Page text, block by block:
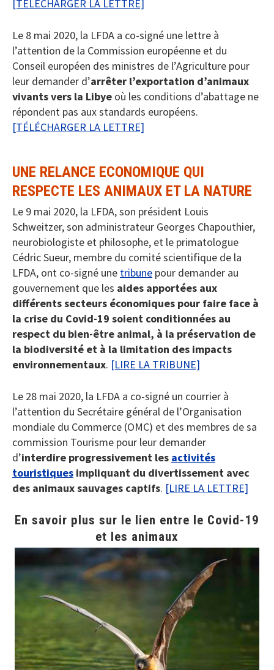
[TÉLÉCHARGER LA LETTRE]
Le 8 mai 2020, la LFDA a co-signé une lettre à
l’attention de la Commission européenne et du
Conseil européen des ministres de l’Agriculture pour
leur demander d’arrêter l’exportation d’animaux
vivants vers la Libye où les conditions d’abattage ne
répondent pas aux standards européens.
[TÉLÉCHARGER LA LETTRE]
UNE RELANCE ECONOMIQUE QUI
RESPECTE LES ANIMAUX ET LA NATURE
Le 9 mai 2020, la LFDA, son président Louis
Schweitzer, son administrateur Georges Chapouthier,
neurobiologiste et philosophe, et le primatologue
Cédric Sueur, membre du comité scientifique de la
LFDA, ont co-signé une tribune pour demander au
gouvernement que les aides apportées aux
différents secteurs économiques pour faire face à
la crise du Covid-19 soient conditionnées au
respect du bien-être animal, à la préservation de
la biodiversité et à la limitation des impacts
environnementaux. [LIRE LA TRIBUNE]
Le 28 mai 2020, la LFDA a co-signé un courrier à
l’attention du Secrétaire général de l’Organisation
mondiale du Commerce (OMC) et des membres de sa
commission Tourisme pour leur demander
d’interdire progressivement les activités
touristiques impliquant du divertissement avec
des animaux sauvages captifs. [LIRE LA LETTRE]
En savoir plus sur le lien entre le Covid-19
et les animaux